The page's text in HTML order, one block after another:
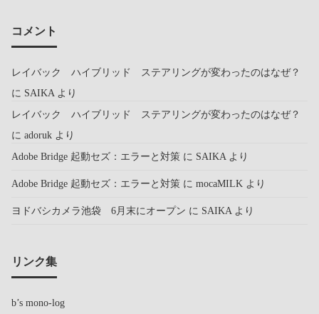
コメント
レイバック ハイブリッド ステアリングが変わったのはなぜ？
に SAIKA より
レイバック ハイブリッド ステアリングが変わったのはなぜ？
に adoruk より
Adobe Bridge 起動セズ：エラーと対策 に SAIKA より
Adobe Bridge 起動セズ：エラーと対策 に mocaMILK より
ヨドバシカメラ池袋 6月末にオープン に SAIKA より
リンク集
b’s mono-log